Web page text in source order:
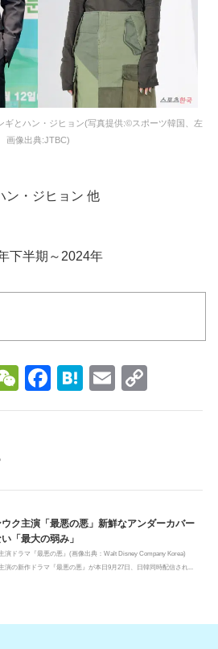
ギとハン・ジヒョン(写真提供:©スポーツ韓国、左
画像出典:JTBC)
ン・ジヒョン 他
下半期～2024年
W
e
F
a
o
k
H
at
E
m o
k
ク主演「最悪の悪」新鮮なアンダーカバー
「最大の弱み」
演ドラマ『最悪の悪』(画像出典：Walt Disney Company Korea)
演の新作ドラマ『最悪の悪』が本日9月27日、日韓同時配信され...